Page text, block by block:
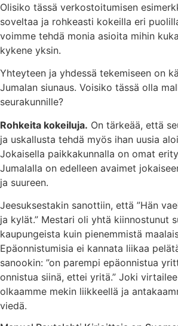
Olisiko tässä verkostoitumisen
soveltaa ja rohkeasti kokeilla eri
voimme tehdä monia asioita mihin
kykene yksin.
Yhteyteen ja yhdessä tekemiseen on
Jumalan siunaus. Voisiko tässä olla
seurakunnille?
Rohkeita kokeiluja. On tärkeää, että
ja uskallusta tehdä myös ihan uusia
Jokaisella paikkakunnalla on omat
Jumalalla on edelleen avaimet
ja suureen.
Jeesuksestakin sanottiin, että ”Hän
ja kylät.” Mestari oli yhtä kiinnostunut
kaupungeista kuin pienemmistä
Epäonnistumisia ei kannata liikaa
sanookin: ”on parempi epäonnistua
onnistua siinä, ettei yritä.” Joki
olkaamme mekin liikkeellä ja
viedä.